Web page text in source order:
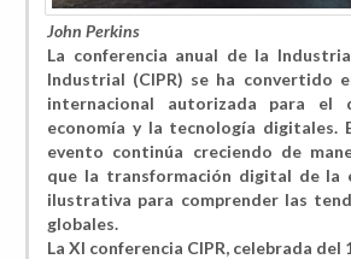
John Perkins
La conferencia anual de la
Industrial (CIPR) se ha convertido
internacional autorizada para el
economía y la tecnología digitales.
evento continúa creciendo de
que la transformación digital de la
ilustrativa para comprender las
globales.
La XI conferencia CIPR, celebrada del